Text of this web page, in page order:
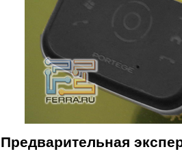
Предварительная